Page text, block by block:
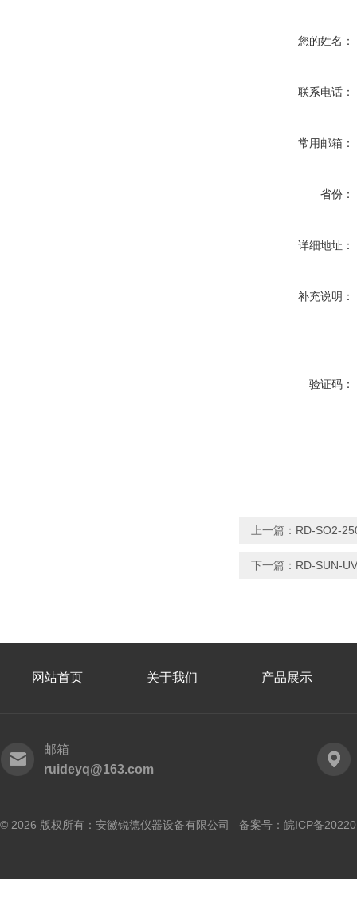
您的姓名：
联系电话：
常用邮箱：
省份：
详细地址：
补充说明：
验证码：
上一篇： RD-SO2-
下一篇： RD-SUN-
网站首页 关于我们 产品展示
邮箱
ruideyq@163.com
© 2026 版权所有：安徽锐德仪器设备有限公司 备案号： 皖ICP备